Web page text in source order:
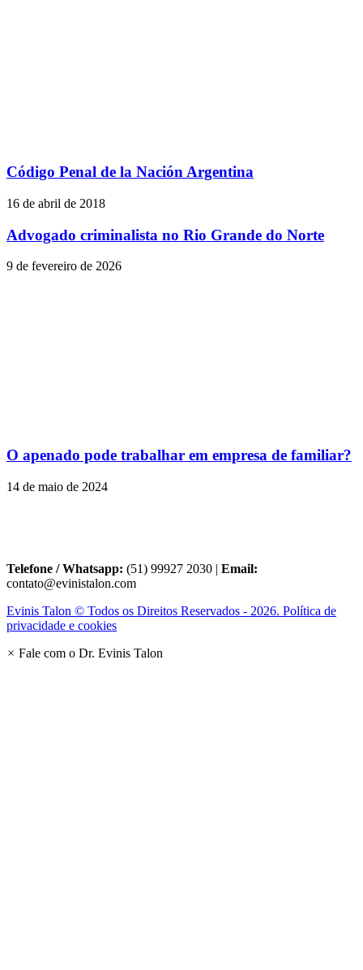
Código Penal de la Nación Argentina
16 de abril de 2018
Advogado criminalista no Rio Grande do Norte
9 de fevereiro de 2026
O apenado pode trabalhar em empresa de familiar?
14 de maio de 2024
Telefone / Whatsapp: (51) 99927 2030 | Email:
contato@evinistalon.com
Evinis Talon © Todos os Direitos Reservados - 2026. Política de
privacidade e cookies
× Fale com o Dr. Evinis Talon